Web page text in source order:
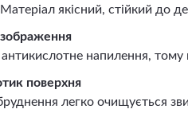
якісний, стійкий до
напилення, тому
поверхня
легко очищується